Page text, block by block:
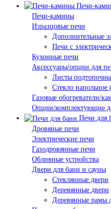
Печи-
Печи-камины
Изразцовые печи
Дополнительные
Печи с
Кухонные печи
Аксессуары/опции для
Листы
Стекло напольное
Газовые обогреватели/
Опции/комплектующие
Печи для
Дровяные печи
Электрические печи
Газодровянные печи
Обливные устройства
Двери для бани и сауны
Стеклянные двери
Деревянные двери
Деревянные рамы